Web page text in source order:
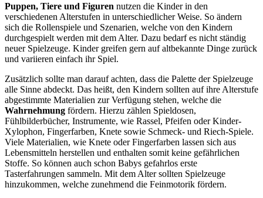
Puppen, Tiere und Figuren nutzen die Kinder in den
verschiedenen Alterstufen in unterschiedlicher Weise. So ändern
sich die Rollenspiele und Szenarien, welche von den Kindern
durchgespielt werden mit dem Alter. Dazu bedarf es nicht ständig
neuer Spielzeuge. Kinder greifen gern auf altbekannte Dinge zurück
und variieren einfach ihr Spiel.
Zusätzlich sollte man darauf achten, dass die Palette der Spielzeuge
alle Sinne abdeckt. Das heißt, den Kindern sollten auf ihre Alterstufe
abgestimmte Materialien zur Verfügung stehen, welche die
Wahrnehmung fördern. Hierzu zählen Spieldosen,
Fühlbilderbücher, Instrumente, wie Rassel, Pfeifen oder Kinder-
Xylophon, Fingerfarben, Knete sowie Schmeck- und Riech-Spiele.
Viele Materialien, wie Knete oder Fingerfarben lassen sich aus
Lebensmitteln herstellen und enthalten somit keine gefährlichen
Stoffe. So können auch schon Babys gefahrlos erste
Tasterfahrungen sammeln. Mit dem Alter sollten Spielzeuge
hinzukommen, welche zunehmend die Feinmotorik fördern.